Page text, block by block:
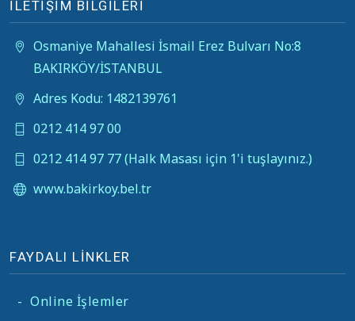
İLETİŞİM BİLGİLERİ
Osmaniye Mahallesi İsmail Erez Bulvarı No:8
BAKIRKÖY/İSTANBUL
Adres Kodu: 1482139761
0212 414 97 00
0212 414 97 77 (Halk Masası için 1'i tuşlayınız.)
www.bakirkoy.bel.tr
FAYDALI LİNKLER
- Online İşlemler